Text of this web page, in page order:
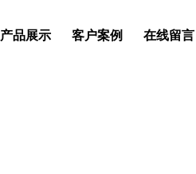
产品展示 客户案例 在线留言